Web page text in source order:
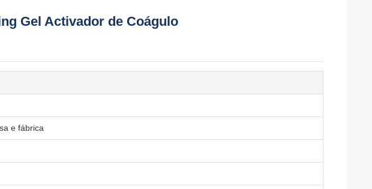
Gel Activador de Coágulo
e fábrica